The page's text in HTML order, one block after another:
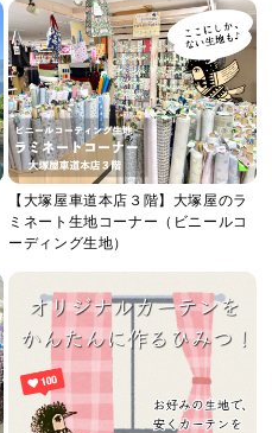
【大塚屋車道本店３階】大塚屋のラ
ミネート生地コーナー（ビニールコ
ーディング生地）